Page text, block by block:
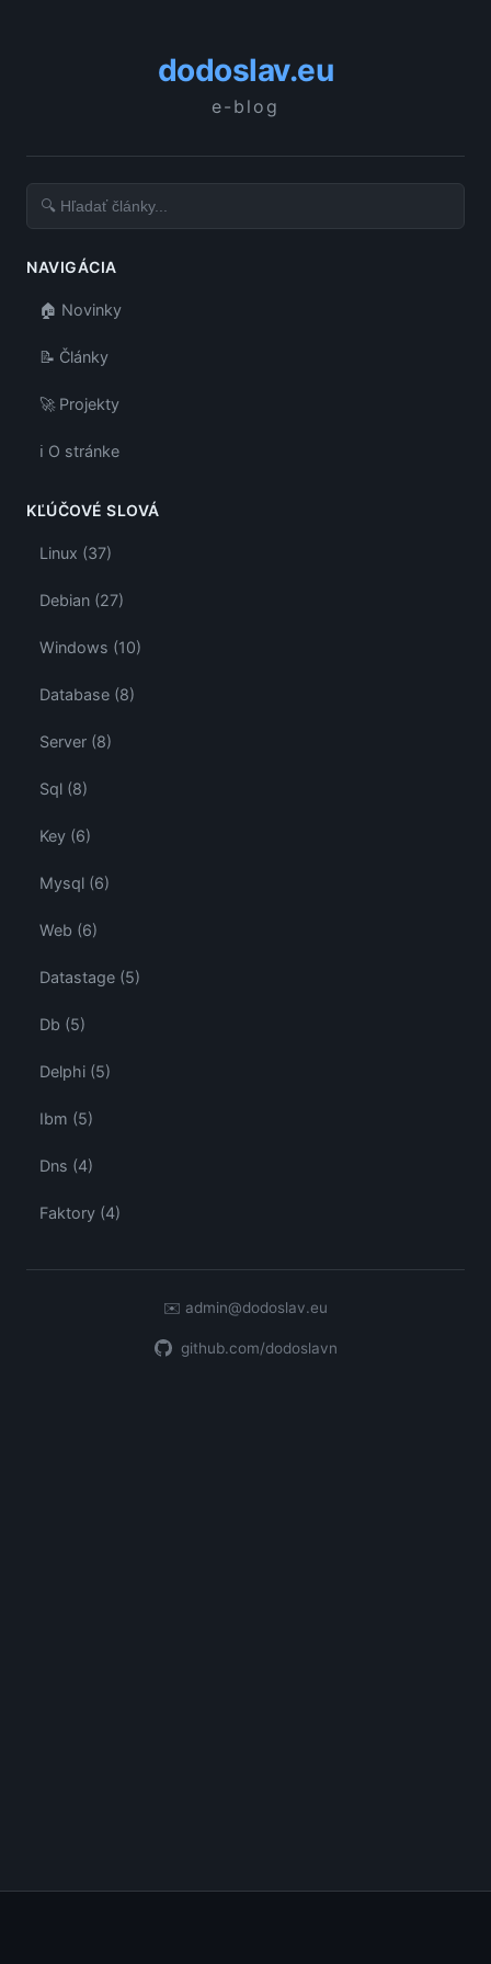
dodoslav.eu
e-blog
NAVIGÁCIA
🏠 Novinky
📝 Články
🚀 Projekty
ℹ️ O stránke
KĽÚČOVÉ SLOVÁ
Linux (37)
Debian (27)
Windows (10)
Database (8)
Server (8)
Sql (8)
Key (6)
Mysql (6)
Web (6)
Datastage (5)
Db (5)
Delphi (5)
Ibm (5)
Dns (4)
Faktory (4)
✉️ admin@dodoslav.eu
github.com/dodoslavn